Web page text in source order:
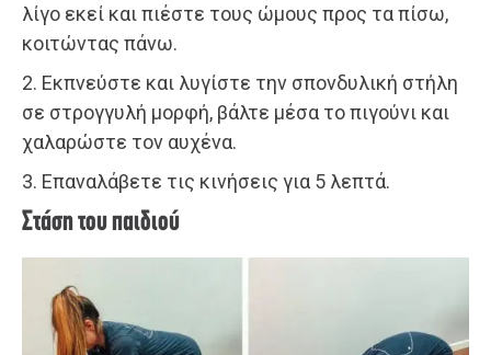
λίγο εκεί και πιέστε τους ώμους προς τα πίσω,
κοιτώντας πάνω.
2. Εκπνεύστε και λυγίστε την σπονδυλική στήλη
σε στρογγυλή μορφή, βάλτε μέσα το πιγούνι και
χαλαρώστε τον αυχένα.
3. Επαναλάβετε τις κινήσεις για 5 λεπτά.
Στάση του παιδιού